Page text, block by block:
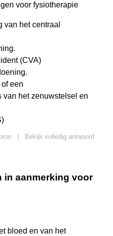
voor fysiotherapie
het centraal
(CVA)
een
het zenuwstelsel en
Bekijk volledig antwoord
in aanmerking voor
bloed en van het